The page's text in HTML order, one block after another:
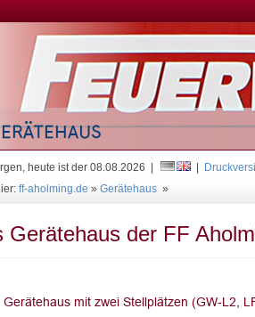
heute ist der 08.08.2026 |
ff-aholming.de » Gerätehaus »
Gerätehaus der FF